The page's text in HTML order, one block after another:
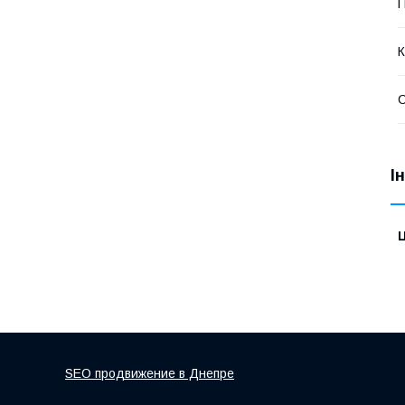
SEO продвижение в Днепре